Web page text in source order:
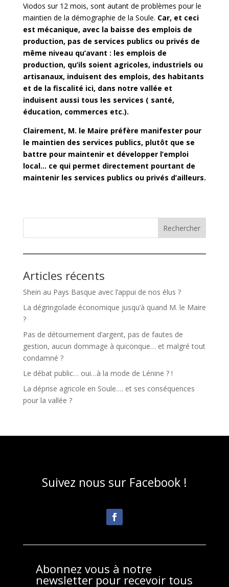
Viodos sur 12 mois, sont autant de problèmes pour le
maintien de la démographie de la Soule. Car, et ceci
est mécanique, avec la baisse des emplois de
production, pas de services publics ou privés de
même niveau qu’avant : les emplois de
production, qu’ils soient agricoles, industriels ou
artisanaux, induisent des emplois, des habitants
et de la fiscalité ici, dans notre vallée et
induisent aussi tous les services ( santé,
éducation, commerces etc.).
Clairement, M. le Maire préfère manifester pour
le maintien des services publics, plutôt que se
battre pour maintenir et développer l’emploi
local… ce qui permet directement pourtant de
maintenir les services publics ou privés d’ailleurs.
Rechercher
Articles récents
Shein au Pays Basque avec l’appui de nos élus ?
La dégringolade économique jusqu’à quand M. le Maire
?
Pas de détournement d’argent, pas de fautes de
gestion, aucun dommage à quiconque… et malgré tout
condamné ?
Le débat public… oui…à la mode de Lénine ? !
La déprise agricole en Soule…. et ses conséquences
pour la vallée ?
Suivez nous sur Facebook !
Abonnez vous à notre
newsletter pour recevoir tous